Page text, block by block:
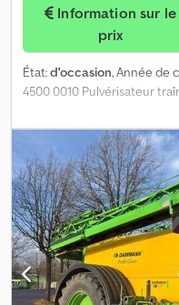
prix
État:d'occasion, Année de
4500 0010 Pulvérisateur
d'occasion Dksdsy E Uz
13 coupures de section
8500 0050 Contrôle de
rampe 0070 Essieu
Attelage à œil de barre de
500 l 0110 Pneus 520/70 R38